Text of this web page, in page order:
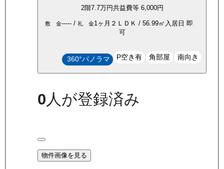
2階7.7万円共益費等 6,000円
敷 金-----/ 礼 金1ヶ月 ２ＬＤＫ / 56.99㎡ 入居日 即
可
360°パノラマ P空き有 角部屋 南向き
0人が登録済み
物件画像を見る